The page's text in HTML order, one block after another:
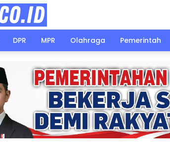
DPR MPR Olahraga Pemerintah